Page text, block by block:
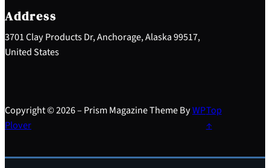
h
Address
3701 Clay Products Dr, Anchorage, Alaska 99517,
United States
Copyright © 2026 – Prism Magazine Theme ByWP
Plover
Top
↑